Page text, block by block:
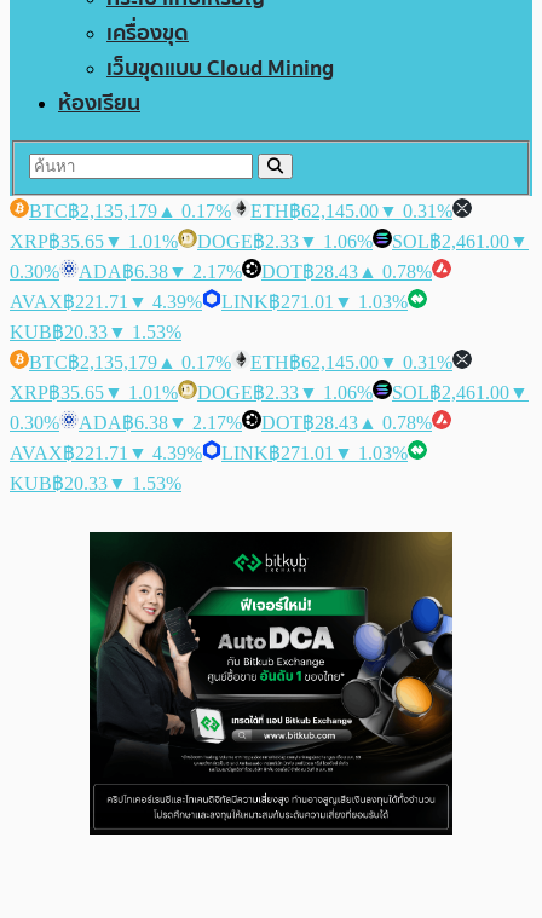
เครื่องขุด
เว็บขุดแบบ Cloud Mining
ห้องเรียน
BTC฿2,135,179 ▲ 0.17% ETH฿62,145.00▼ 0.31%
XRP฿35.65▼ 1.01% DOGE฿2.33▼ 1.06% SOL฿2,461.00▼
0.30%
ADA฿6.38▼ 2.17% DOT฿28.43 ▲ 0.78%
AVAX฿221.71 ▼ 4.39% LINK฿271.01 ▼ 1.03%
KUB฿20.33▼ 1.53%
BTC฿2,135,179 ▲ 0.17% ETH฿62,145.00▼ 0.31%
XRP฿35.65▼ 1.01% DOGE฿2.33▼ 1.06% SOL฿2,461.00▼
0.30%
ADA฿6.38▼ 2.17% DOT฿28.43 ▲ 0.78%
AVAX฿221.71 ▼ 4.39% LINK฿271.01 ▼ 1.03%
KUB฿20.33▼ 1.53%